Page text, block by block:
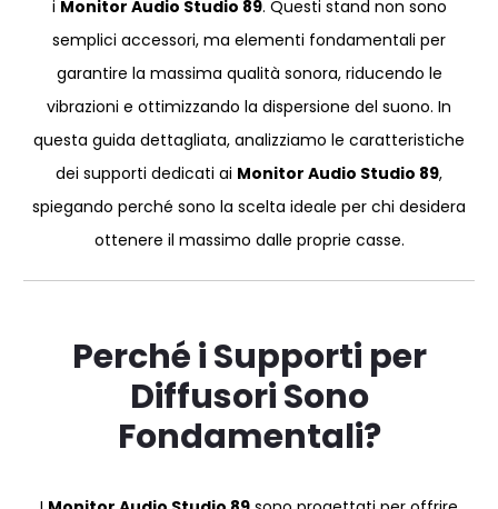
i Monitor Audio Studio 89. Questi stand non sono
semplici accessori, ma elementi fondamentali per
garantire la massima qualità sonora, riducendo le
vibrazioni e ottimizzando la dispersione del suono. In
questa guida dettagliata, analizziamo le caratteristiche
dei supporti dedicati ai Monitor Audio Studio 89,
spiegando perché sono la scelta ideale per chi desidera
ottenere il massimo dalle proprie casse.
Perché i Supporti per
Diffusori Sono
Fondamentali?